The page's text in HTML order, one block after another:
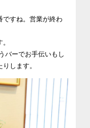
ですね。営業が終わ
バーでお手伝いもし
します。